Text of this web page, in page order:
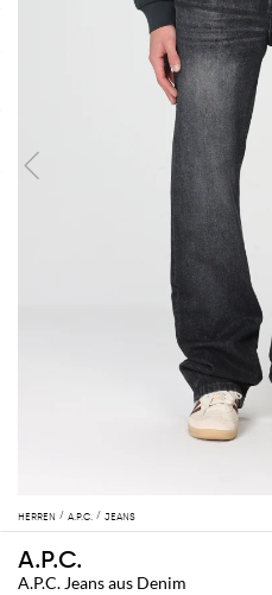
HERREN A.P.C. JEANS
A.P.C.
A.P.C. Jeans aus Denim